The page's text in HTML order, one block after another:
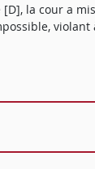
la cour a